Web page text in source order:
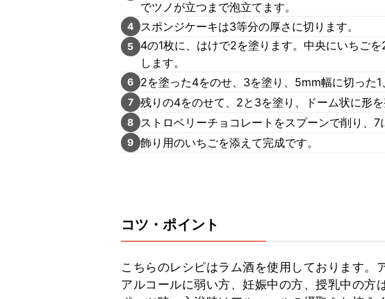
でツノが立つまで泡立てます。
4 スポンジケーキは3等分の厚さに切ります。
5
4の1枚に、はけで2を塗ります。中央にいちご
します。
6 2を塗った4をのせ、3を塗り、5mm幅に切った1
7 残りの4をのせて、2と3を塗り、ドーム状に形を
8 ストロベリーチョコレートをスプーンで削り、7
9 飾り用のいちごを添えて完成です。
コツ・ポイント
こちらのレシピはラム酒を使用しております。
アルコールに弱い方、妊娠中の方、授乳中の方